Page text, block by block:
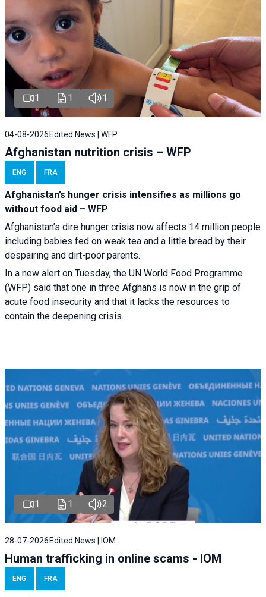
1 1 1
04-08-2026 Edited News | WFP
Afghanistan nutrition crisis – WFP
ENG FRA
Afghanistan’s hunger crisis intensifies as millions go
without food aid – WFP
Afghanistan’s dire hunger crisis now affects 14 million people
including babies fed on weak tea and a little bread by their
despairing and dirt-poor parents.
In a new alert on Tuesday, the UN World Food Programme
(WFP) said that one in three Afghans is now in the grip of
acute food insecurity and that it lacks the resources to
contain the deepening crisis.
1 1 2
28-07-2026Edited News | IOM
Human trafficking in online scams - IOM
ENG FRA